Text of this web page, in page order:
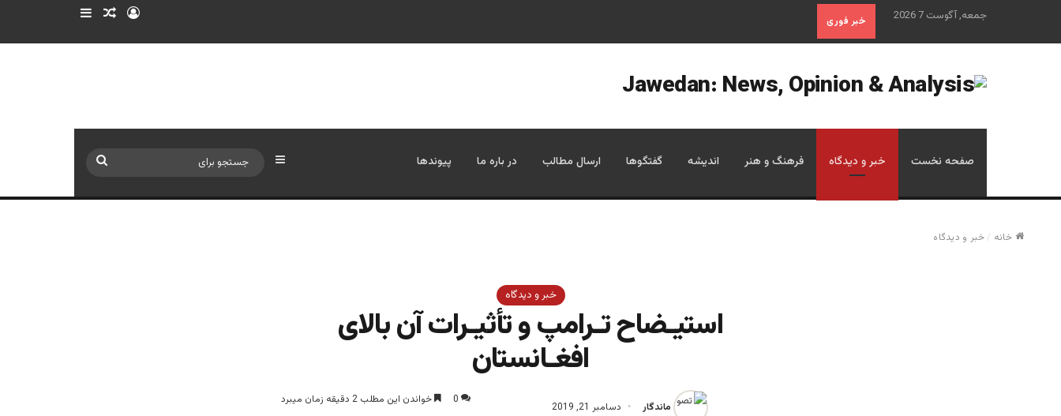
جمعه, آگوست 7 2026 خبر فوری ورود نوشته تصادفی
صفحه نخست خبر و دیدگاه فرهنگ و هنر اندیشه گفتگوها ارسال مطالب در باره ما پیوندها سایدبار
خانه /خبر و دیدگاه
خبر و دیدگاه
استیـضاح تـرامپ و تأثیـرات آن بالای
افغـانستان
ماندگار دسامبر 21, 2019
0 خواندن این مطلب 2 دقیقه زمان میبرد